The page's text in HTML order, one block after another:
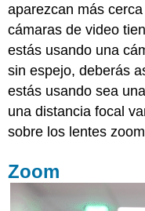
Enfoque
de
aparezcan más
cámaras de video
estás usando una
sin espejo, deberás
estás usando sea
una distancia focal
sobre los lentes
Zoom